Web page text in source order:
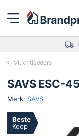
Vluchtladders
SAVS ESC-
Merk: SAVS
Beste
Koop